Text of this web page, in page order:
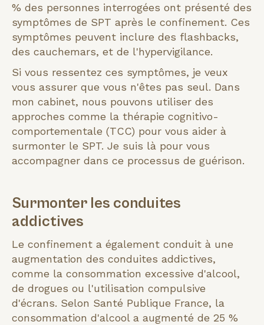
% des personnes interrogées ont présenté des
symptômes de SPT après le confinement. Ces
symptômes peuvent inclure des flashbacks,
des cauchemars, et de l'hypervigilance.
Si vous ressentez ces symptômes, je veux
vous assurer que vous n'êtes pas seul. Dans
mon cabinet, nous pouvons utiliser des
approches comme la thérapie cognitivo-
comportementale (TCC) pour vous aider à
surmonter le SPT. Je suis là pour vous
accompagner dans ce processus de guérison.
Surmonter les conduites
addictives
Le confinement a également conduit à une
augmentation des conduites addictives,
comme la consommation excessive d'alcool,
de drogues ou l'utilisation compulsive
d'écrans. Selon Santé Publique France, la
consommation d'alcool a augmenté de 25 %